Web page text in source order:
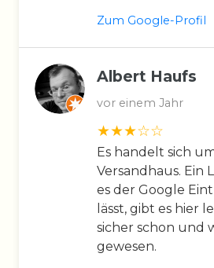
Zum Google-Profil
Albert Haufs
vor einem Jahr
Es handelt sich
Versandhaus. Ein
es der Google
lässt, gibt es hier
sicher schon und
gewesen.